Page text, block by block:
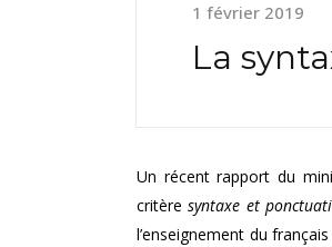
1 février 2019
La
Un récent rapport du
critèresyntaxe et
l’enseignement du